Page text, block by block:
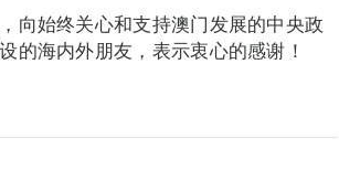
向始终关心和支持澳门发展的中央政
的海内外朋友，表示衷心的感谢！